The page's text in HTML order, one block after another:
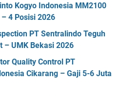
Kogyo Indonesia MM2100
4 Posisi 2026
PT Sentralindo Teguh
– UMK Bekasi 2026
Quality Control PT
Cikarang – Gaji 5-6 Juta